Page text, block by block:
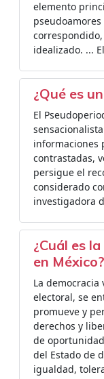
elemento
idealizado. ...
¿Qué es
El
informaciones
contrastadas,
persigue el
considerado
investigadora
¿Cuál es
en México?
La democracia
electoral, se
promueve y
derechos y
de
del Estado de
igualdad,